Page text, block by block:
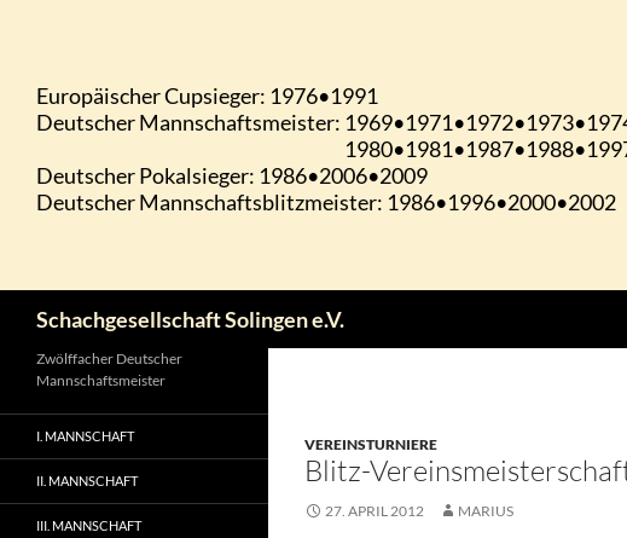
Schachgesellschaft Solingen e.V.
VEREINSTURNIERE
Blitz-
27. APRIL 2012 MARIUS
Zwölffacher Deutscher
Mannschaftsmeister
I. MANNSCHAFT
II. MANNSCHAFT
III. MANNSCHAFT